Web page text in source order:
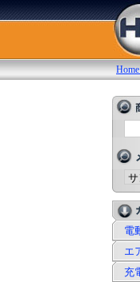
Home
電
エ
充